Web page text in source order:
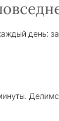
день: